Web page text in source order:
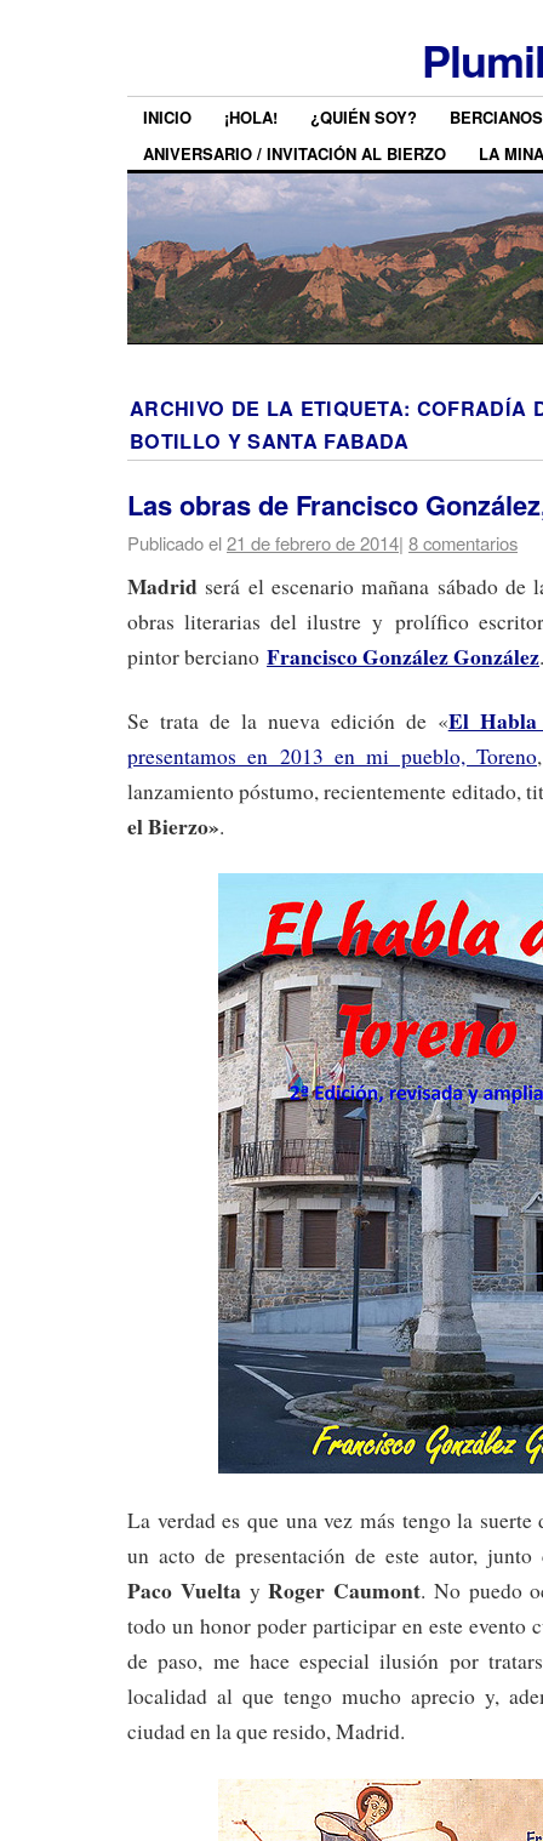
INICIO ¡HOLA! ¿QUIÉN SOY?
ANIVERSARIO / INVITACIÓN AL BIERZO
LA MINA
ARCHIVO DE LA ETIQUETA: COFRADÍA
BOTILLO Y SANTA FABADA
Las obras de Francisco
Publicado el21 de febrero de 2014| 8 comentarios
Madrid será el escenario mañana sábado de
obras literarias del ilustre y prolífico
pintor berciano Francisco González González.
Se trata de la nueva edición de «El Habla
presentamos en 2013 en mi pueblo, Toreno
lanzamiento póstumo, recientemente editado,
el Bierzo».
La verdad es que una vez más tengo la
un acto de presentación de este autor,
Paco VueltayRoger Caumont. No puedo
todo un honor poder participar en este evento
de paso, me hace especial ilusión por
localidad al que tengo mucho aprecio y,
ciudad en la que resido, Madrid.